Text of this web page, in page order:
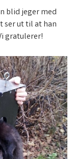
blid jeger med
ser ut til at han
gratulerer!